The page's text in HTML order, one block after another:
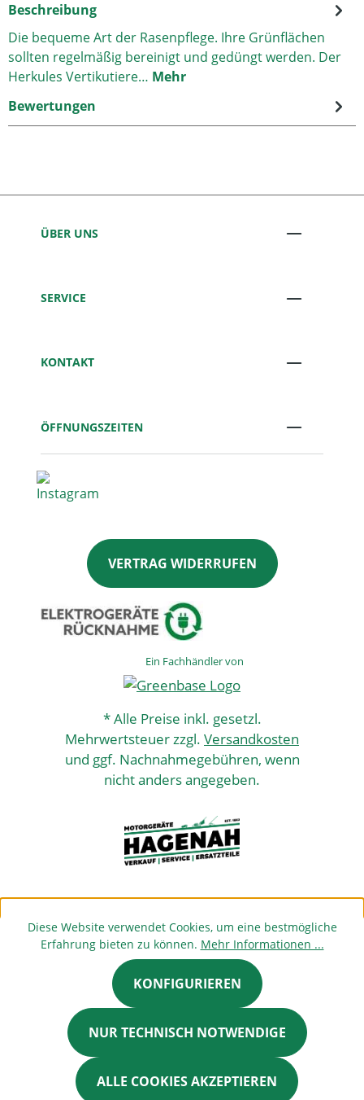
Beschreibung
Die bequeme Art der Rasenpflege. Ihre Grünflächen
sollten regelmäßig bereinigt und gedüngt werden. Der
Herkules Vertikutiere… Mehr
Bewertungen
ÜBER UNS
SERVICE
KONTAKT
ÖFFNUNGSZEITEN
VERTRAG WIDERRUFEN
Ein Fachhändler von
* Alle Preise inkl. gesetzl.
Mehrwertsteuer zzgl. Versandkosten
und ggf. Nachnahmegebühren, wenn
nicht anders angegeben.
Diese Website verwendet Cookies, um eine bestmögliche
Erfahrung bieten zu können. Mehr Informationen ...
NUR TECHNISCH NOTWENDIGE
KONFIGURIEREN
ALLE COOKIES AKZEPTIEREN